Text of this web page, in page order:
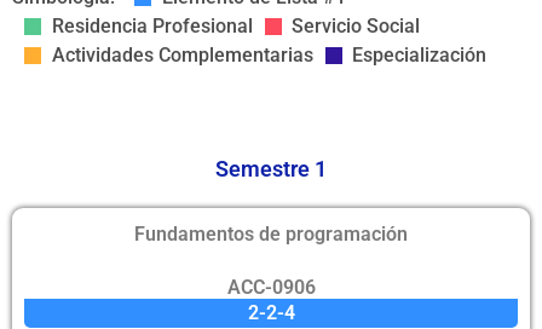
Residencia Profesional
Servicio Social
Actividades Complementarias
Especialización
Semestre 1
Fundamentos de programación
ACC-0906
2-2-4